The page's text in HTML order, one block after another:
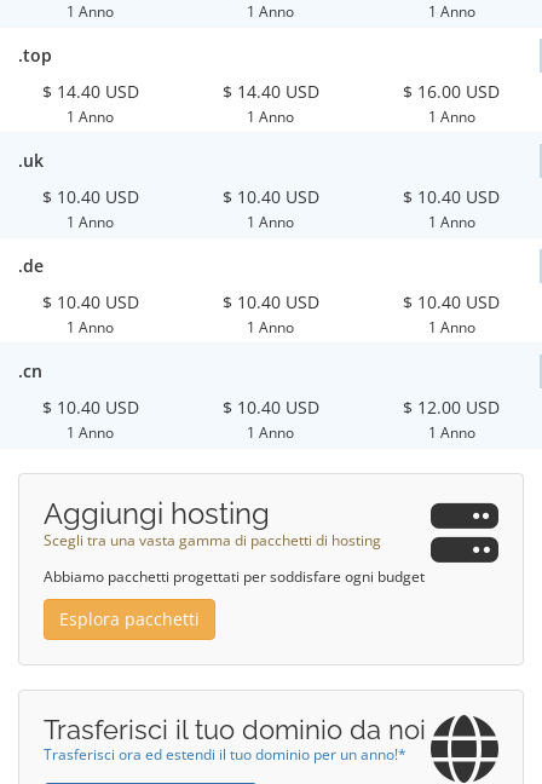
1 Anno 1 Anno 1 Anno
.top
$ 14.40 USD
1 Anno
$ 14.40 USD
1 Anno
$ 16.00 USD
1 Anno
.uk
$ 10.40 USD
1 Anno
$ 10.40 USD
1 Anno
$ 10.40 USD
1 Anno
.de
$ 10.40 USD
1 Anno
$ 10.40 USD
1 Anno
$ 10.40 USD
1 Anno
.cn
$ 10.40 USD
1 Anno
$ 10.40 USD
1 Anno
$ 12.00 USD
1 Anno
Aggiungi hosting
Scegli tra una vasta gamma di pacchetti di hosting
Abbiamo pacchetti progettati per soddisfare ogni budget
Esplora pacchetti
Trasferisci il tuo dominio da noi
Trasferisci ora ed estendi il tuo dominio per un anno!*